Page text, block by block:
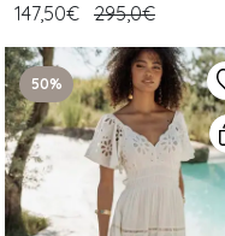
147,50€ 295,0€
50%